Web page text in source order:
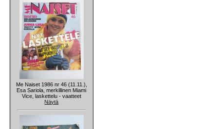
Me Naiset 1986 nr 46 (11.11.),
Esa Sariola, merkillinen Miami
Vice, laskettelu - vaatteet
Näytä